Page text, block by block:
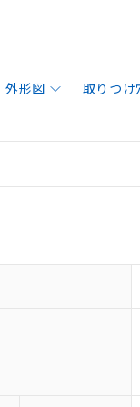
外形図 取りつけ